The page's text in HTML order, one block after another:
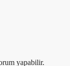
yapabilir.